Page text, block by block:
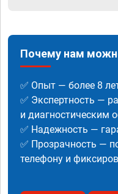
Почему нам
✅ Опыт — более 8
✅ Экспертность —
и диагностическим
✅ Надежность —
✅ Прозрачность —
телефону и